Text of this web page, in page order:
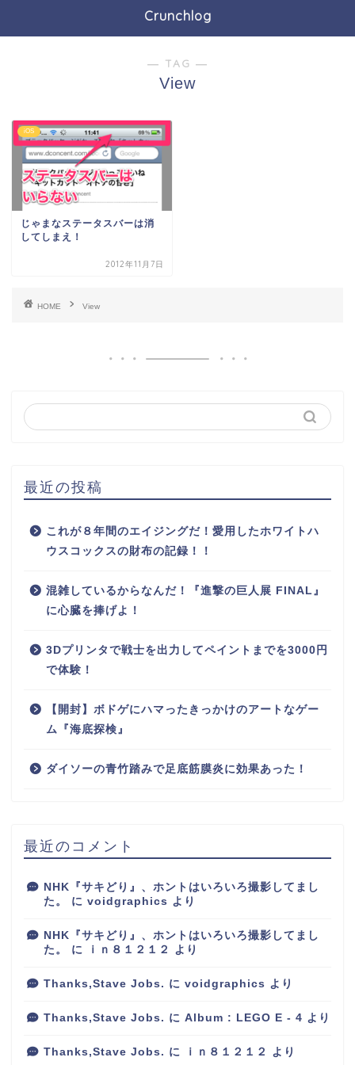
Crunchlog
― TAG ―
View
iOS
じゃまなステータスバーは消
してしまえ！
2012年11月7日
HOME View
最近の投稿
これが８年間のエイジングだ！愛用したホワイトハ
ウスコックスの財布の記録！！
混雑しているからなんだ！『進撃の巨人展 FINAL』
に心臓を捧げよ！
3Dプリンタで戦士を出力してペイントまでを3000円
で体験！
【開封】ボドゲにハマったきっかけのアートなゲー
ム『海底探検』
ダイソーの青竹踏みで足底筋膜炎に効果あった！
最近のコメント
NHK『サキどり』、ホントはいろいろ撮影してまし
た。
に voidgraphics より
NHK『サキどり』、ホントはいろいろ撮影してまし
た。
に ｉｎ８１２１２ より
Thanks,Stave Jobs. に voidgraphics より
Thanks,Stave Jobs. に Album : LEGO E - 4 より
Thanks,Stave Jobs. に ｉｎ８１２１２ より